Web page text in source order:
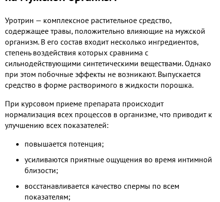
Уротрин — комплексное растительное средство,
содержащее травы, положительно влияющие на мужской
организм. В его состав входит несколько ингредиентов,
степень воздействия которых сравнима с
сильнодействующими синтетическими веществами. Однако
при этом побочные эффекты не возникают. Выпускается
средство в форме растворимого в жидкости порошка.
При курсовом приеме препарата происходит
нормализация всех процессов в организме, что приводит к
улучшению всех показателей:
повышается потенция;
усиливаются приятные ощущения во время интимной
близости;
восстанавливается качество спермы по всем
показателям;